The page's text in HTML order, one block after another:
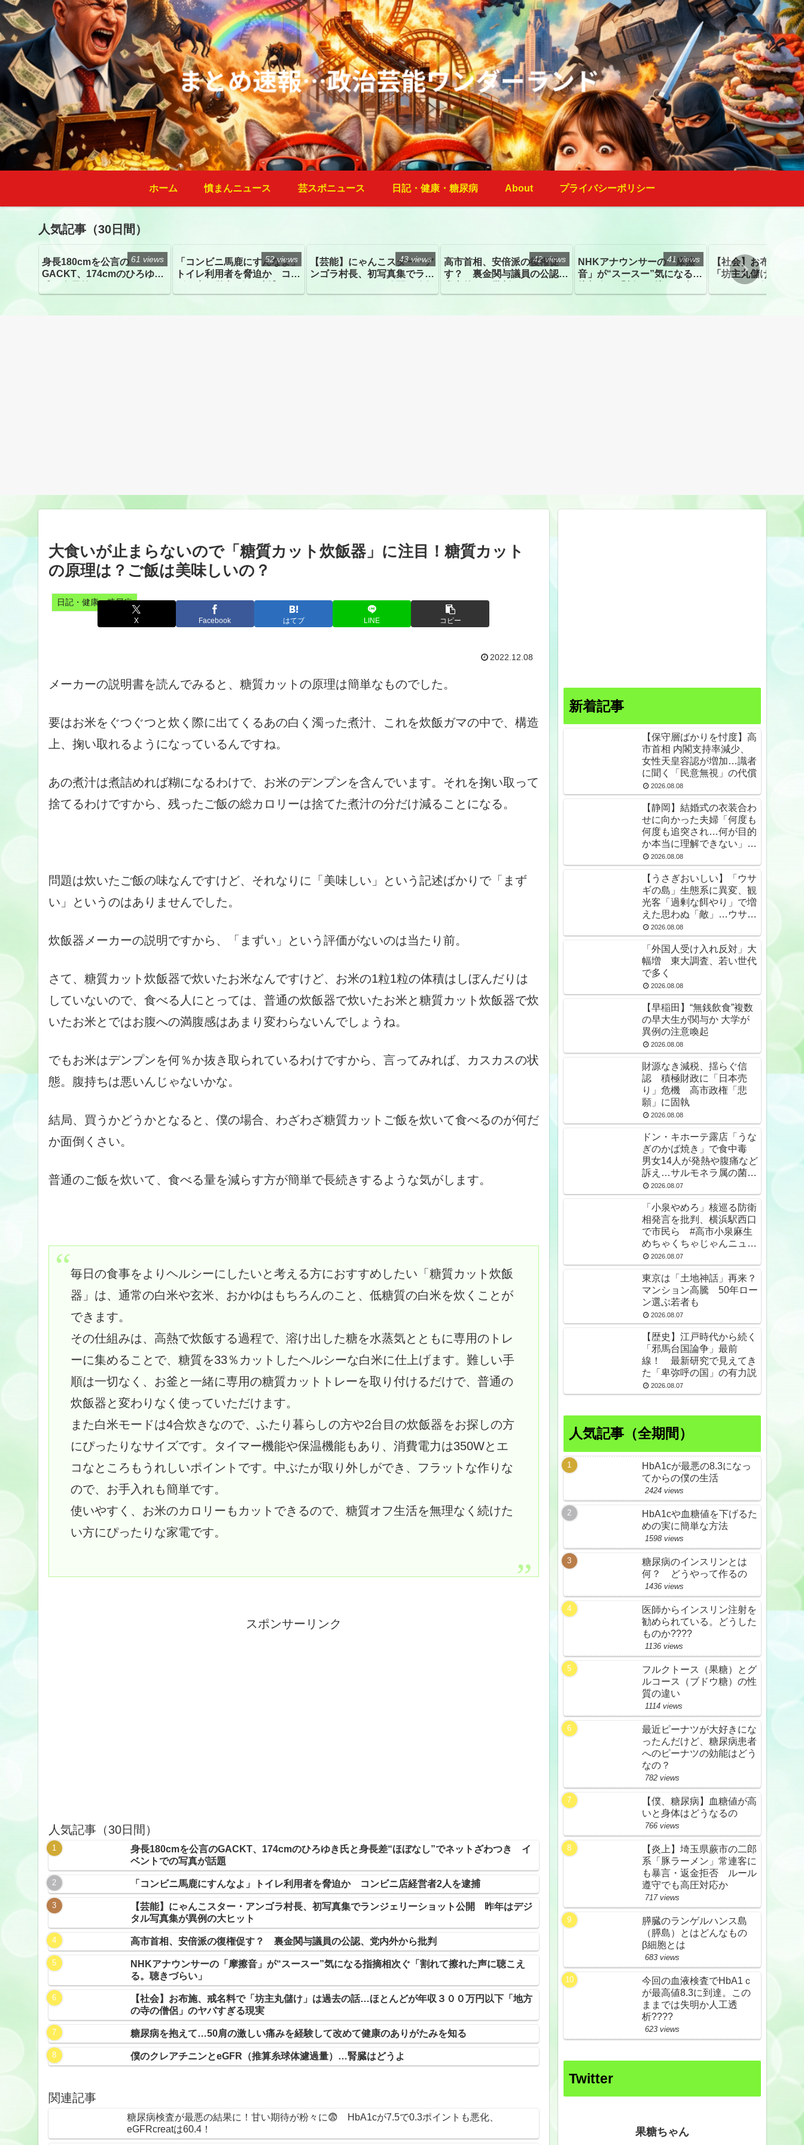
ホーム 憤まんニュース 芸スポニュース 日記・健康・糖尿病 About プライバシーポリシー
人気記事（30日間）
身長180cmを公言の
GACKT、174cmのひろゆき
トざわつき イベントでの写
61 views
「コンビニ馬鹿にすんなよ」
トイレ利用者を脅迫か コン
52 views
【芸能】にゃんこスター・ア
ンゴラ村長、初写真集でラン
はデジタル写真集が異例の大
43 views
高市首相、安倍派の復権促
す？ 裏金関与議員の公認、
42 views
NHKアナウンサーの「摩擦
音」が“スースー”気になる指
聴こえる。聴きづらい」
41 views
【社会】お布施、戒
「坊主丸儲け」は
ほとんどが年収３０
下「地方の寺の僧侶
大食いが止まらないので「糖質カット炊飯器」に注目！糖質カット
の原理は？ご飯は美味しいの？
日記・健康・糖尿病
X Facebook はてブ LINE コピー
2022.12.08
メーカーの説明書を読んでみると、糖質カットの原理は簡単なものでした。
要はお米をぐつぐつと炊く際に出てくるあの白く濁った煮汁、これを炊飯ガマの中で、構造
上、掬い取れるようになっているんですね。
あの煮汁は煮詰めれば糊になるわけで、お米のデンプンを含んでいます。それを掬い取って
捨てるわけですから、残ったご飯の総カロリーは捨てた煮汁の分だけ減ることになる。
問題は炊いたご飯の味なんですけど、それなりに「美味しい」という記述ばかりで「まず
い」というのはありませんでした。
炊飯器メーカーの説明ですから、「まずい」という評価がないのは当たり前。
さて、糖質カット炊飯器で炊いたお米なんですけど、お米の1粒1粒の体積はしぼんだりは
していないので、食べる人にとっては、普通の炊飯器で炊いたお米と糖質カット炊飯器で炊
いたお米とではお腹への満腹感はあまり変わらないんでしょうね。
でもお米はデンプンを何％か抜き取られているわけですから、言ってみれば、カスカスの状
態。腹持ちは悪いんじゃないかな。
結局、買うかどうかとなると、僕の場合、わざわざ糖質カットご飯を炊いて食べるのが何だ
か面倒くさい。
普通のご飯を炊いて、食べる量を減らす方が簡単で長続きするような気がします。
毎日の食事をよりヘルシーにしたいと考える方におすすめしたい「糖質カット炊飯
器」は、通常の白米や玄米、おかゆはもちろんのこと、低糖質の白米を炊くことが
できます。
その仕組みは、高熱で炊飯する過程で、溶け出した糖を水蒸気とともに専用のトレ
ーに集めることで、糖質を33％カットしたヘルシーな白米に仕上げます。難しい手
順は一切なく、お釜と一緒に専用の糖質カットトレーを取り付けるだけで、普通の
炊飯器と変わりなく使っていただけます。
また白米モードは4合炊きなので、ふたり暮らしの方や2台目の炊飯器をお探しの方
にぴったりなサイズです。タイマー機能や保温機能もあり、消費電力は350Wとエ
コなところもうれしいポイントです。中ぶたが取り外しができ、フラットな作りな
ので、お手入れも簡単です。
使いやすく、お米のカロリーもカットできるので、糖質オフ生活を無理なく続けた
い方にぴったりな家電です。
スポンサーリンク
人気記事（30日間）
身長180cmを公言のGACKT、174cmのひろゆき氏と身長差“ほぼなし”でネットざわつき イ
ベントでの写真が話題
「コンビニ馬鹿にすんなよ」トイレ利用者を脅迫か コンビニ店経営者2人を逮捕
【芸能】にゃんこスター・アンゴラ村長、初写真集でランジェリーショット公開 昨年はデジ
タル写真集が異例の大ヒット
高市首相、安倍派の復権促す？ 裏金関与議員の公認、党内外から批判
NHKアナウンサーの「摩擦音」が“スースー”気になる指摘相次ぐ「割れて擦れた声に聴こえ
る。聴きづらい」
【社会】お布施、戒名料で「坊主丸儲け」は過去の話…ほとんどが年収３００万円以下「地方
の寺の僧侶」のヤバすぎる現実
糖尿病を抱えて…50肩の激しい痛みを経験して改めて健康のありがたみを知る
僕のクレアチニンとeGFR（推算糸球体濾過量）…腎臓はどうよ
関連記事
糖尿病検査が最悪の結果に！甘い期待が粉々に😨 HbA1cが7.5で0.3ポイントも悪化、
eGFRcreatは60.4！
新着記事
【保守層ばかりを忖度】高
市首相 内閣支持率減少、
女性天皇容認が増加…識者
に聞く「民意無視」の代償
2026.08.08
【静岡】結婚式の衣装合わ
せに向かった夫婦「何度も
何度も追突され…何が目的
か本当に理解できない」東
名高速で続いた約1.7キロ
の追突
2026.08.08
【うさぎおいしい】「ウサ
ギの島」生態系に異変、観
光客「過剰な餌やり」で増
えた思わぬ「敵」…ウサギ
襲い口でくわえる姿も 大
久野島
2026.08.08
「外国人受け入れ反対」大
幅増 東大調査、若い世代
で多く
2026.08.08
【早稲田】“無銭飲食”複数
の早大生が関与か 大学が
異例の注意喚起
2026.08.08
財源なき減税、揺らぐ信
認 積極財政に「日本売
り」危機 高市政権「悲
願」に固執
2026.08.08
ドン・キホーテ露店「うな
ぎのかば焼き」で食中毒
男女14人が発熱や腹痛など
訴え…サルモネラ属の菌検
出2026.08.07
「小泉やめろ」核巡る防衛
相発言を批判、横浜駅西口
で市民ら #高市小泉麻生
めちゃくちゃじゃんニュー
スdeプロテスト
2026.08.07
東京は「土地神話」再来？
マンション高騰 50年ロー
ン選ぶ若者も
2026.08.07
【歴史】江戸時代から続く
「邪馬台国論争」最前
線！ 最新研究で見えてき
た「卑弥呼の国」の有力説
2026.08.07
人気記事（全期間）
HbA1cが最悪の8.3になっ
てからの僕の生活
2424 views
HbA1cや血糖値を下げるた
めの実に簡単な方法
1598 views
糖尿病のインスリンとは
何？ どうやって作るの
1436 views
医師からインスリン注射を
勧められている。どうした
ものか????
1136 views
フルクトース（果糖）とグ
ルコース（ブドウ糖）の性
質の違い
1114 views
最近ピーナツが大好きにな
ったんだけど、糖尿病患者
へのピーナツの効能はどう
なの？
782 views
【僕、糖尿病】血糖値が高
いと身体はどうなるの
766 views
【炎上】埼玉県蕨市の二郎
系「豚ラーメン」常連客に
も暴言・返金拒否 ルール
遵守でも高圧対応か
717 views
膵臓のランゲルハンス島
（膵島）とはどんなもの
β細胞とは
683 views
今回の血液検査でHbA1ｃ
が最高値8.3に到達。この
ままでは失明か人工透
析????
623 views
Twitter
果糖ちゃん